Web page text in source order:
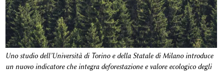
Uno studio dell’Università di Torino e della Statale di Milano introduce
un nuovo indicatore che integra deforestazione e valore ecologico degli